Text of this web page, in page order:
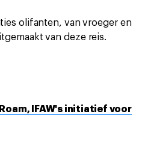
olifanten, van vroeger en
van deze reis.
IFAW's initiatief voor